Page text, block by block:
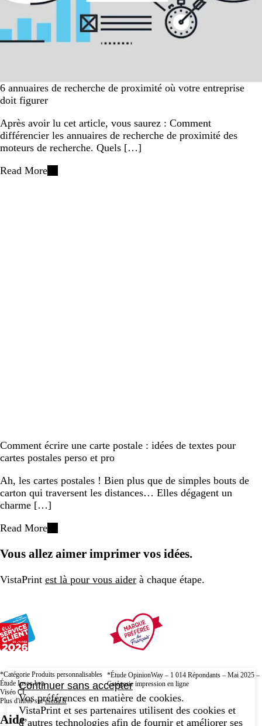
6 annuaires de recherche de proximité où votre entreprise
doit figurer
Après avoir lu cet article, vous saurez : Comment
différencier les annuaires de recherche de proximité des
moteurs de recherche. Quels […]
Read More
Comment écrire une carte postale : idées de textes pour
cartes postales perso et pro
Ah, les cartes postales ! Bien plus que de simples bouts de
carton qui traversent les distances… Elles dégagent un
charme […]
Read More
Vous allez aimer imprimer vos idées.
VistaPrint est là pour vous aider à chaque étape.
*Catégorie Produits personnalisables
Étude Ipsos bva
Viséo CI
Plus d'infos surescda.fr
*Étude OpinionWay – 1 014 Répondants – Mai 2025 –
Catégorie impression en ligne
Aide
Continuer sans accepter
Vos préférences en matière de cookies.
VistaPrint et ses partenaires utilisent des cookies et
d’autres technologies afin de fournir et améliorer ses